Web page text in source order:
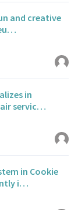
and creative
in
servic…
in Cookie
i…